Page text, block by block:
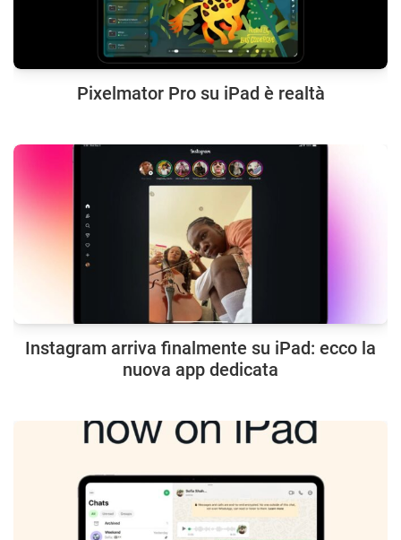
Pixelmator Pro su iPad è realtà
Instagram arriva finalmente su iPad: ecco la
nuova app dedicata